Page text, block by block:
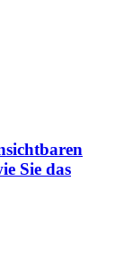
Sie das